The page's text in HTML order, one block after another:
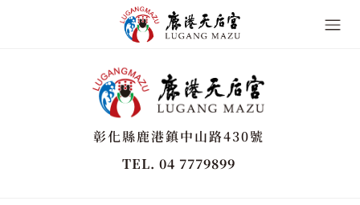
彰化縣鹿港鎮中山路430號
TEL. 04 7779899